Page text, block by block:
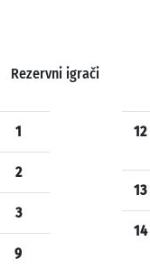
Rezervni igrači
1
2
3
9
12
13
14